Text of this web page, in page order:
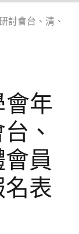
討會台、清、
會年
、
員
表